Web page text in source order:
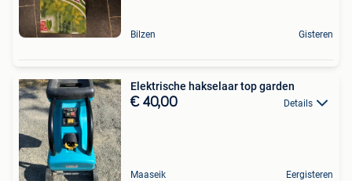
Bilzen Gisteren
Elektrische hakselaar top garden
€ 40,00 Details
Maaseik Eergisteren